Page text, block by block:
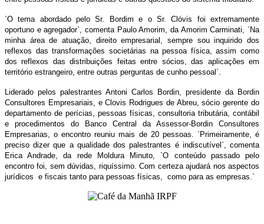
`O tema abordado pelo Sr. Bordim e o Sr. Clóvis foi extremamente
oportuno e agregador`, comenta Paulo Amorim, da Amorim Carminati, `Na
minha área de atuação, direito empresarial, sempre sou inquirido dos
reflexos das transformações societárias na pessoa física, assim como
dos reflexos das distribuições feitas entre sócios, das aplicações em
território estrangeiro, entre outras perguntas de cunho pessoal`.
Liderado pelos palestrantes Antoni Carlos Bordin, presidente da Bordin
Consultores Empresariais, e Clovis Rodrigues de Abreu, sócio gerente do
departamento de perícias, pessoas físicas, consultoria tributária, contábil
e procedimentos do Banco Central da Assessor-Bordin Consultores
Empresarias, o encontro reuniu mais de 20 pessoas. `Primeiramente, é
preciso dizer que a qualidade dos palestrantes é indiscutível`, comenta
Erica Andrade, da rede Moldura Minuto, `O conteúdo passado pelo
encontro foi, sem dúvidas, riquíssimo. Com certeza ajudará nos aspectos
jurídicos e fiscais tanto para pessoas físicas, como para as empresas.`